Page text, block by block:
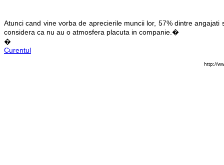
Atunci cand vine vorba de aprecierile muncii lor, 57% dintre
considera ca nu au o atmosfera placuta in companie.�
�
Curentul
http://